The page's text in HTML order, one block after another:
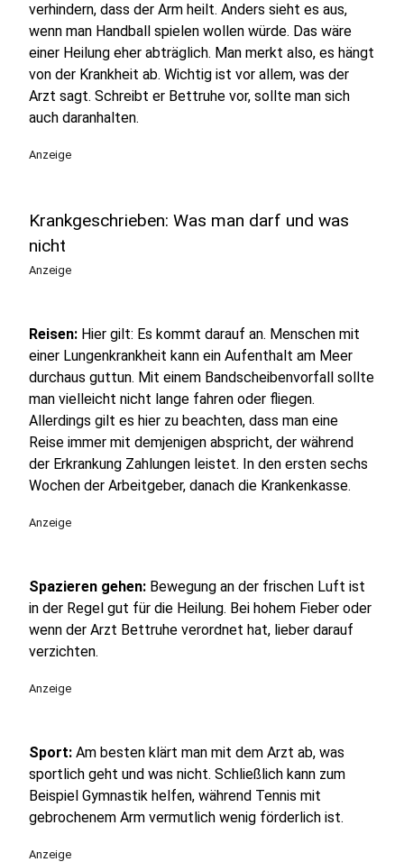
verhindern, dass der Arm heilt. Anders sieht es aus,
wenn man Handball spielen wollen würde. Das wäre
einer Heilung eher abträglich. Man merkt also, es hängt
von der Krankheit ab. Wichtig ist vor allem, was der
Arzt sagt. Schreibt er Bettruhe vor, sollte man sich
auch daranhalten.
Anzeige
Krankgeschrieben: Was man darf und was
nicht
Anzeige
Reisen: Hier gilt: Es kommt darauf an. Menschen mit
einer Lungenkrankheit kann ein Aufenthalt am Meer
durchaus guttun. Mit einem Bandscheibenvorfall sollte
man vielleicht nicht lange fahren oder fliegen.
Allerdings gilt es hier zu beachten, dass man eine
Reise immer mit demjenigen abspricht, der während
der Erkrankung Zahlungen leistet. In den ersten sechs
Wochen der Arbeitgeber, danach die Krankenkasse.
Anzeige
Spazieren gehen: Bewegung an der frischen Luft ist
in der Regel gut für die Heilung. Bei hohem Fieber oder
wenn der Arzt Bettruhe verordnet hat, lieber darauf
verzichten.
Anzeige
Sport: Am besten klärt man mit dem Arzt ab, was
sportlich geht und was nicht. Schließlich kann zum
Beispiel Gymnastik helfen, während Tennis mit
gebrochenem Arm vermutlich wenig förderlich ist.
Anzeige